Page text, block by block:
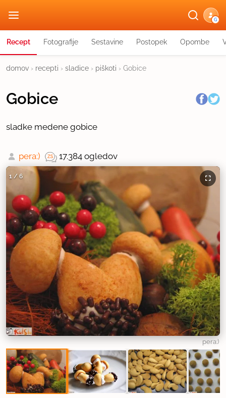
G
Recept Fotografije Sestavine Postopek Opombe
domov › recepti › sladice › piškoti › Gobice
Gobice
sladke medene gobice
pera:) 17.384 ogledov
1 /6
pera:)